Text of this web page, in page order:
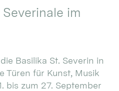
im
Basilika St. Severin in
Türen für Kunst, Musik
bis zum 27. September